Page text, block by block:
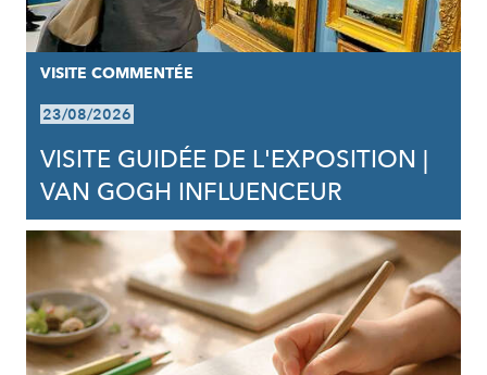
VISITE COMMENTÉE
23/08/2026
VISITE GUIDÉE DE L'EXPOSITION |
VAN GOGH INFLUENCEUR